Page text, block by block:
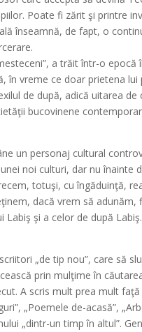
Poate fi zărit şi printre
înseamnă, de fapt, o
a trăit într-o epocă
în vreme ce doar prietena
de după, adică uitarea
bucovinene
un personaj cultural
noi culturi, dar nu înainte
totuşi, cu îngăduinţă,
dacă vrem să adunăm,
şi a celor de după Labiş.
„de tip nou”, care să
prin mulţime în
A scris mult prea mult
„Poemele de-acasă”,
„dintr-un timp în altul”.